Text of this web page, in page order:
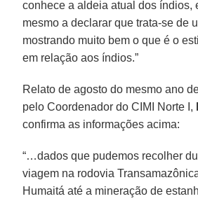
conhece a aldeia atual dos índios,
mesmo a declarar que trata-se de
mostrando muito bem o que é o
em relação aos índios.”
Relato de agosto do mesmo ano
pelo Coordenador do CIMI Norte I,
confirma as informações acima:
“…dados que pudemos recolher
viagem na rodovia
Humaitá até a mineração de